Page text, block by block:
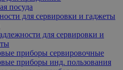
посуда
для сервировки и гаджеты
для сервировки и
приборы сервировочные
приборы инд. пользования